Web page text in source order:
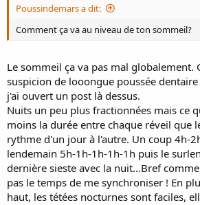
Poussindemars a dit:
Comment ça va au niveau de ton sommeil?
Le sommeil ça va pas mal globalement.
suspicion de looongue poussée
j'ai ouvert un post là dessus.
Nuits un peu plus fractionnées mais ce
moins la durée entre chaque réveil que
rythme d'un jour à l'autre. Un coup 4h-
lendemain 5h-1h-1h-1h-1h puis le
dernière sieste avec la nuit...Bref
pas le temps de me synchroniser ! En
haut, les tétées nocturnes sont faciles,